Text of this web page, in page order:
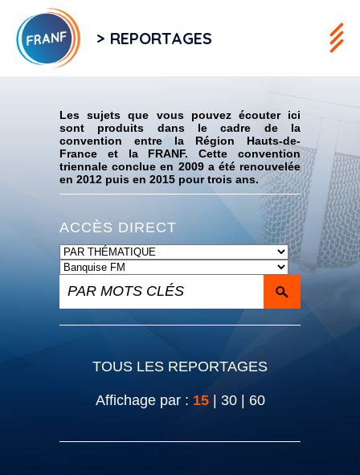
> REPORTAGES
Les sujets que vous pouvez écouter ici
sont produits dans le cadre de la
convention entre la Région Hauts-de-
France et la FRANF. Cette convention
triennale conclue en 2009 a été renouvelée
en 2012 puis en 2015 pour trois ans.
ACCÈS DIRECT
TOUS LES REPORTAGES
Affichage par : 15| 30| 60